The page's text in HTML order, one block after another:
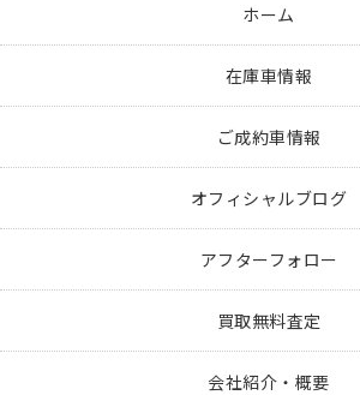
ホーム
在庫車情報
ご成約車情報
オフィシャルブログ
アフターフォロー
買取無料査定
会社紹介・概要